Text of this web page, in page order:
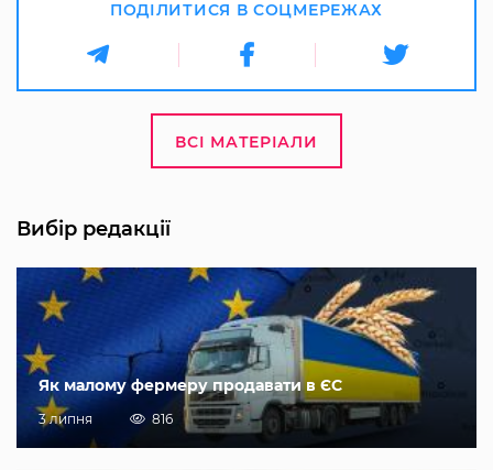
ПОДІЛИТИСЯ В СОЦМЕРЕЖАХ
ВСІ МАТЕРІАЛИ
Вибір редакції
Як малому фермеру продавати в ЄС
3 липня 816